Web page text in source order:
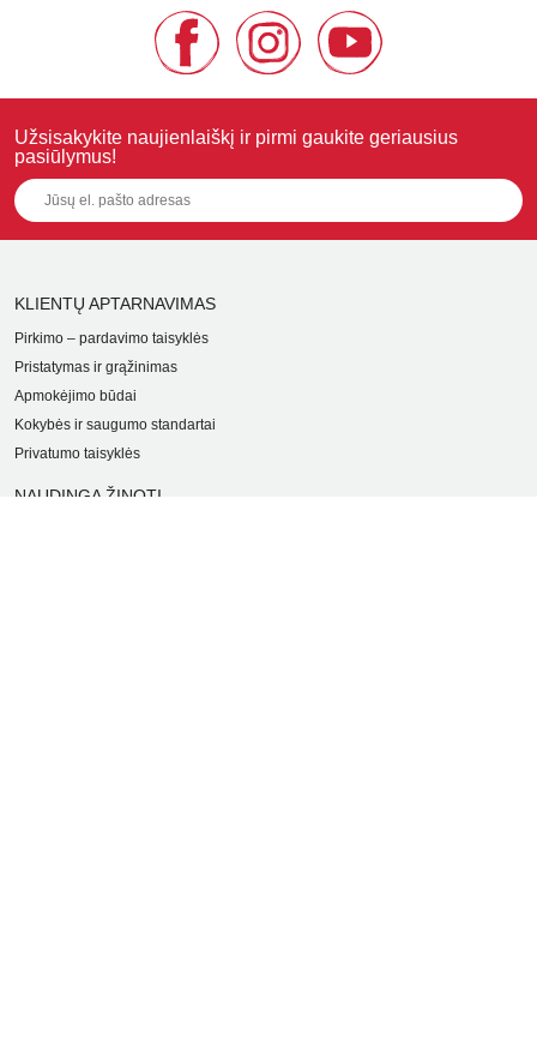
Užsisakykite naujienlaiškį ir pirmi gaukite geriausius
pasiūlymus!
KLIENTŲ APTARNAVIMAS
Pirkimo – pardavimo taisyklės
Pristatymas ir grąžinimas
Apmokėjimo būdai
Kokybės ir saugumo standartai
Privatumo taisyklės
NAUDINGA ŽINOTI